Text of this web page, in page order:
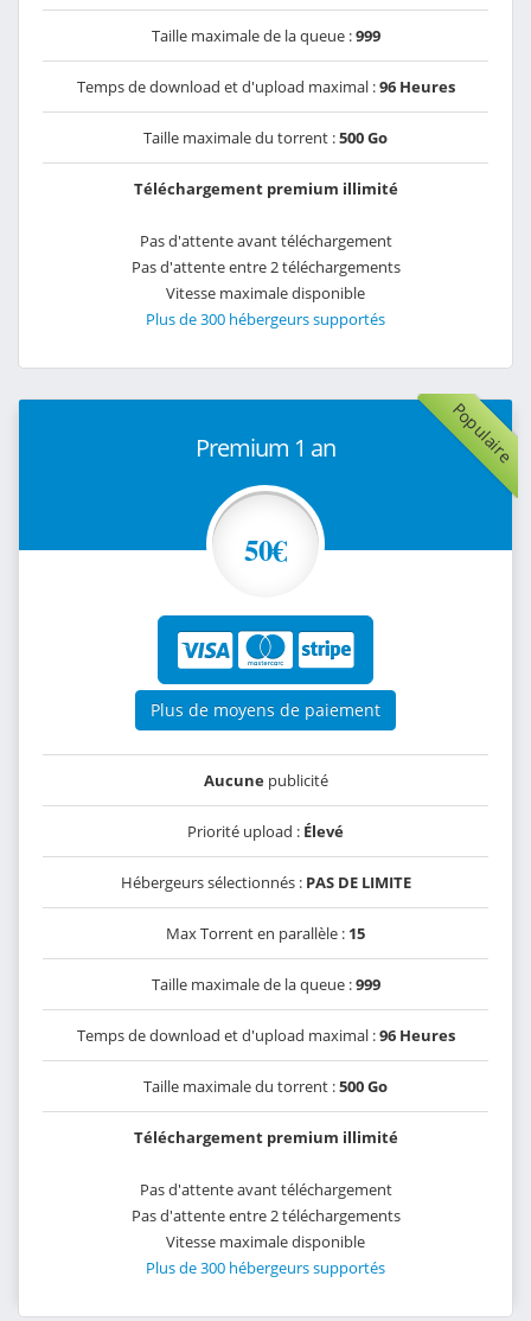
Taille maximale de la queue :999
Temps de download et d'upload maximal :96 Heures
Taille maximale du torrent :500 Go
Téléchargement premium illimité
Pas d'attente avant téléchargement
Pas d'attente entre 2 téléchargements
Vitesse maximale disponible
Plus de 300 hébergeurs supportés
Populaire
Premium 1 an
50€
Plus de moyens de paiement
Aucunepublicité
Priorité upload : Élevé
Hébergeurs sélectionnés : PAS DE LIMITE
Max Torrent en parallèle : 15
Taille maximale de la queue :999
Temps de download et d'upload maximal :96 Heures
Taille maximale du torrent :500 Go
Téléchargement premium illimité
Pas d'attente avant téléchargement
Pas d'attente entre 2 téléchargements
Vitesse maximale disponible
Plus de 300 hébergeurs supportés